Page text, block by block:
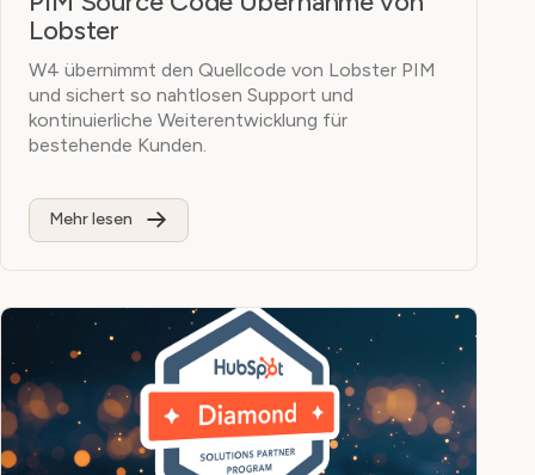
Lobster
W4 übernimmt den Quellcode von Lobster PIM
und sichert so nahtlosen Support und
kontinuierliche Weiterentwicklung für
bestehende Kunden.
Mehr lesen